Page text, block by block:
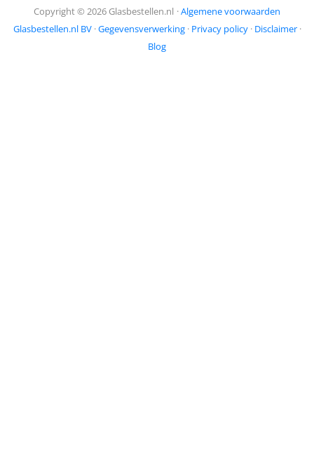
Copyright © 2026 Glasbestellen.nl ·Algemene voorwaarden
Glasbestellen.nl BV ·Gegevensverwerking · Privacy policy · Disclaimer ·
Blog